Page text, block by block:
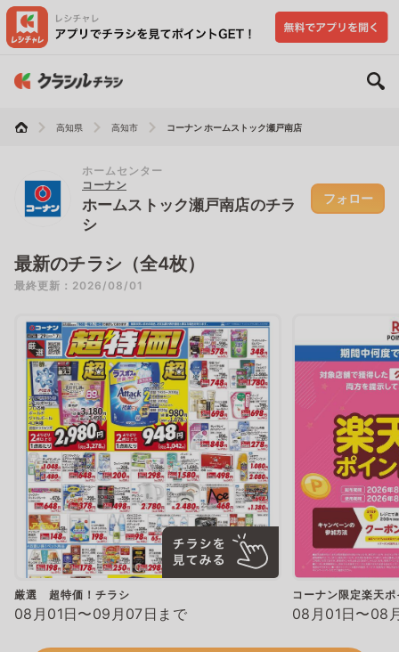
高知県 高知市 コーナン ホームストック瀬戸南店
ホームセンター
コーナン
ホームストック瀬戸南店のチラ
シ
フォロー
最新のチラシ（全4枚）
最終更新：2026/08/01
厳選 超特価！チラシ
08月01日〜09月07日まで
コーナン限定楽天
08月01日〜08